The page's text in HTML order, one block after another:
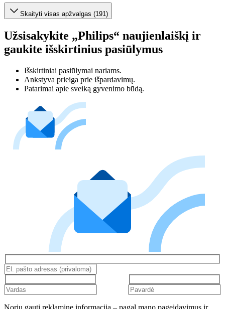
Skaityti visas apžvalgas (191)
Užsisakykite „Philips“ naujienlaiškį ir
gaukite išskirtinius pasiūlymus
Išskirtiniai pasiūlymai nariams.
Ankstyva prieiga prie išpardavimų.
Patarimai apie sveiką gyvenimo būdą.
Noriu gauti reklaminę informaciją – pagal mano pageidavimus ir